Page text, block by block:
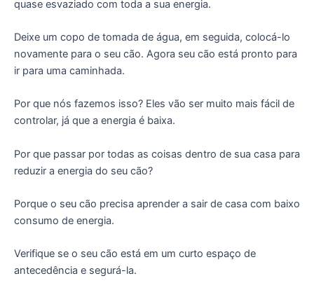
quase esvaziado com toda a sua energia.
Deixe um copo de tomada de água, em seguida, colocá-lo
novamente para o seu cão. Agora seu cão está pronto para
ir para uma caminhada.
Por que nós fazemos isso? Eles vão ser muito mais fácil de
controlar, já que a energia é baixa.
Por que passar por todas as coisas dentro de sua casa para
reduzir a energia do seu cão?
Porque o seu cão precisa aprender a sair de casa com baixo
consumo de energia.
Verifique se o seu cão está em um curto espaço de
antecedência e segurá-la.